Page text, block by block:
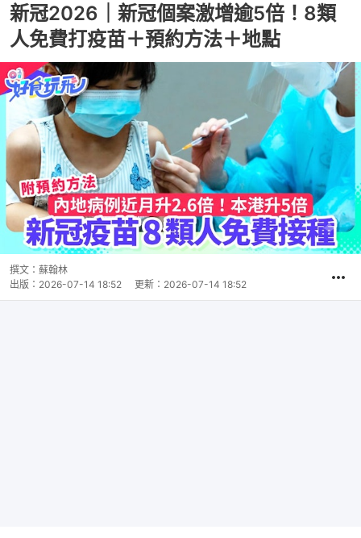
新冠2026｜新冠個案激增逾5倍！8類
人免費打疫苗＋預約方法＋地點
撰文： 蘇翰林
出版： 2026-07-14 18:52 更新： 2026-07-14 18:52